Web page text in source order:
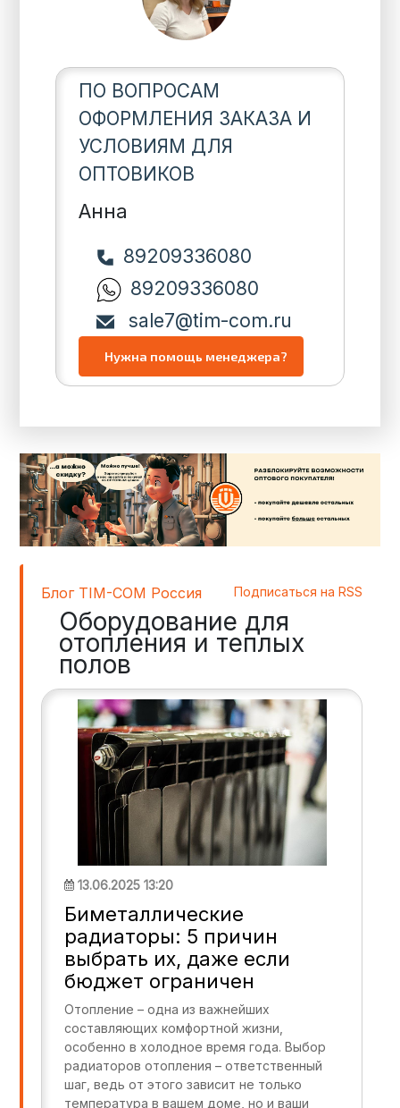
ПО ВОПРОСАМ
ОФОРМЛЕНИЯ ЗАКАЗА И
УСЛОВИЯМ ДЛЯ
ОПТОВИКОВ
Анна
89209336080
89209336080
sale7@tim-com.ru
Блог TIM-COM Россия Подписаться на RSS
Оборудование для
отопления и теплых
полов
13.06.2025 13:20
Биметаллические
радиаторы: 5 причин
выбрать их, даже если
бюджет ограничен
Отопление – одна из важнейших
составляющих комфортной жизни,
особенно в холодное время года. Выбор
радиаторов отопления – ответственный
шаг, ведь от этого зависит не только
температура в вашем доме, но и ваши